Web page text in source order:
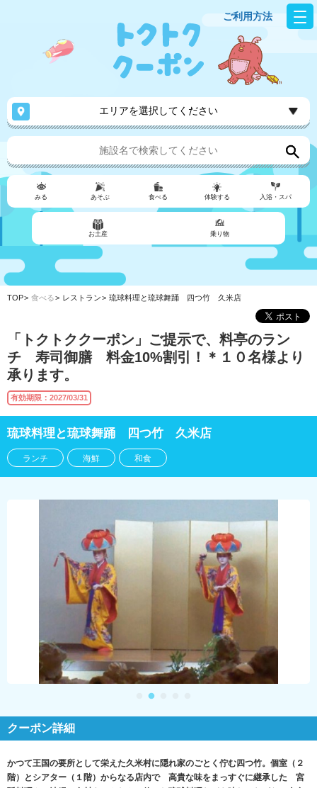
ご利用方法
エリアを選択してください
みる あそぶ 食べる 体験する 入浴・スパ
お土産 乗り物
TOP 食べる レストラン 琉球料理と琉球舞踊 四つ竹 久米店
「トクトククーポン」ご提示で、料亭のラン
チ 寿司御膳 料金10%割引！＊１０名様より
承ります。
有効期限：2027/03/31
琉球料理と琉球舞踊 四つ竹 久米店
ランチ 海鮮 和食
クーポン詳細
かつて王国の要所として栄えた久米村に隠れ家のごとく佇む四つ竹。個室（２
階）とシアター（１階）からなる店内で 高貴な味をまっすぐに継承した 宮